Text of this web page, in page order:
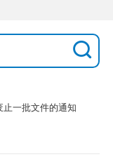
一批文件的通知